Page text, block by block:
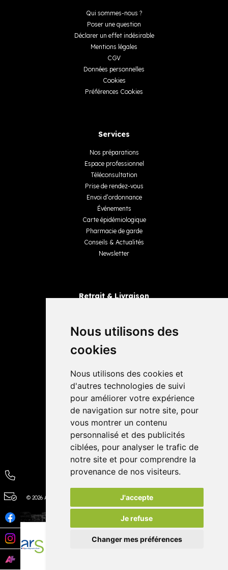
Nous utilisons des
cookies
Nous utilisons des cookies et
d'autres technologies de suivi
pour améliorer votre expérience
de navigation sur notre site, pour
vous montrer un contenu
personnalisé et des publicités
ciblées, pour analyser le trafic de
notre site et pour comprendre la
provenance de nos visiteurs.
J'accepte
Je refuse
Changer mes préférences
Qui sommes-nous ?
Poser une question
Déclarer un effet indésirable
Mentions légales
CGV
Données personnelles
Cookies
Préférences Cookies
Services
Nos préparations
Espace professionnel
Téléconsultation
Prise de rendez-vous
Envoi d’ordonnance
Événements
Carte épidémiologique
Pharmacie de garde
Conseils & Actualités
Newsletter
Retrait & Livraison
Livraisons
4,4 / 5 65 avis
© 2026 Autour de la Pharmacie Tous droits réservés